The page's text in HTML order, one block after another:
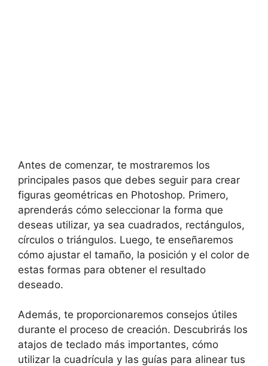
Antes de comenzar, te mostraremos los
principales pasos que debes seguir para crear
figuras geométricas en Photoshop. Primero,
aprenderás cómo seleccionar la forma que
deseas utilizar, ya sea cuadrados, rectángulos,
círculos o triángulos. Luego, te enseñaremos
cómo ajustar el tamaño, la posición y el color de
estas formas para obtener el resultado
deseado.
Además, te proporcionaremos consejos útiles
durante el proceso de creación. Descubrirás los
atajos de teclado más importantes, cómo
utilizar la cuadrícula y las guías para alinear tus